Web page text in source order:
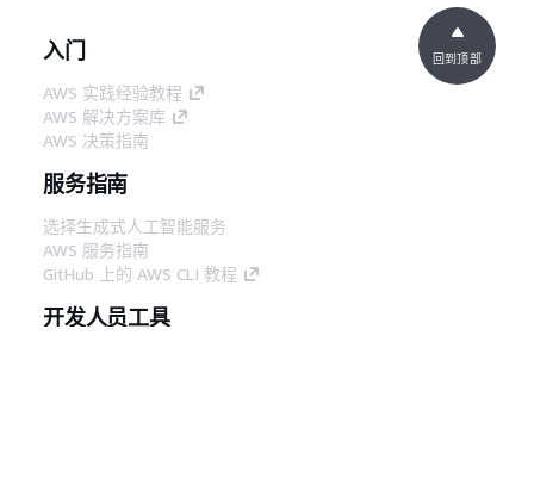
入门
AWS 实践经验教程
AWS 解决方案库
AWS 决策指南
服务指南
选择生成式人工智能服务
AWS 服务指南
GitHub 上的 AWS CLI 教程
开发人员工具
回到顶部